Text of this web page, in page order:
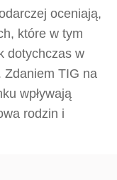
oceniają,
które w tym
dotychczas w
Zdaniem TIG na
wpływają
rodzin i